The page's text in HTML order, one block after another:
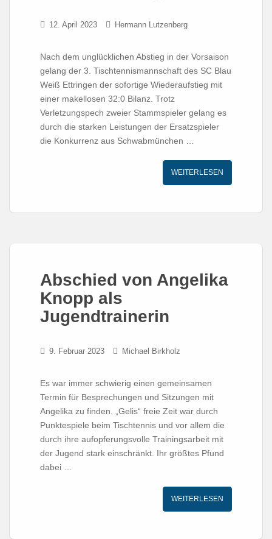
12. April 2023 Hermann Lutzenberg
Nach dem unglücklichen Abstieg in der Vorsaison
gelang der 3. Tischtennismannschaft des SC Blau
Weiß Ettringen der sofortige Wiederaufstieg mit
einer makellosen 32:0 Bilanz. Trotz
Verletzungspech zweier Stammspieler gelang es
durch die starken Leistungen der Ersatzspieler
die Konkurrenz aus Schwabmünchen …
WEITERLESEN
Abschied von Angelika
Knopp als
Jugendtrainerin
9. Februar 2023 Michael Birkholz
Es war immer schwierig einen gemeinsamen
Termin für Besprechungen und Sitzungen mit
Angelika zu finden. „Gelis“ freie Zeit war durch
Punktespiele beim Tischtennis und vor allem die
durch ihre aufopferungsvolle Trainingsarbeit mit
der Jugend stark einschränkt. Ihr größtes Pfund
dabei …
WEITERLESEN